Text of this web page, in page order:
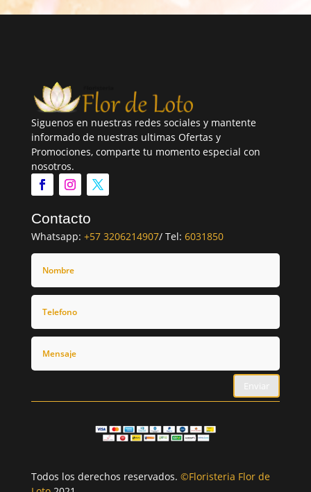
Siguenos en nuestras redes sociales y mantente
informado de nuestras ultimas Ofertas y
Promociones, comparte tu momento especial con
nosotros.
Contacto
Whatsapp: +57 3206214907/ Tel: 6031850
Enviar
Todos los derechos reservados. ©Floristeria Flor de